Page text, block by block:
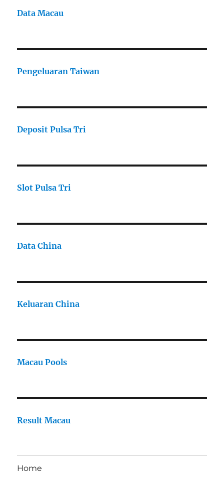
Data Macau
Pengeluaran Taiwan
Deposit Pulsa Tri
Slot Pulsa Tri
Data China
Keluaran China
Macau Pools
Result Macau
Home